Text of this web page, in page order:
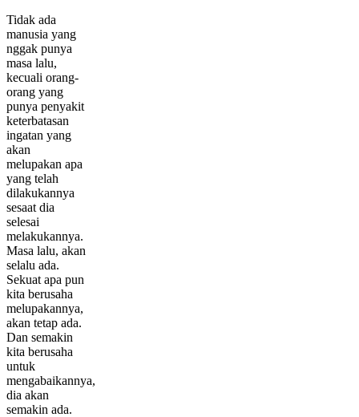
Tidak ada
manusia yang
nggak punya
masa lalu,
kecuali orang-
orang yang
punya penyakit
keterbatasan
ingatan yang
akan
melupakan apa
yang telah
dilakukannya
sesaat dia
selesai
melakukannya.
Masa lalu, akan
selalu ada.
Sekuat apa pun
kita berusaha
melupakannya,
akan tetap ada.
Dan semakin
kita berusaha
untuk
mengabaikannya,
dia akan
semakin ada.